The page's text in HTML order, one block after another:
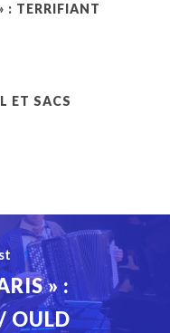
: TERRIFIANT
ET SACS
» :
OULD